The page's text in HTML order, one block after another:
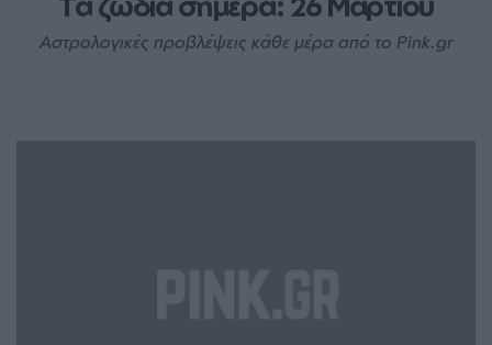
Αστρολογικές προβλέψεις κάθε μέρα από το Pink.gr